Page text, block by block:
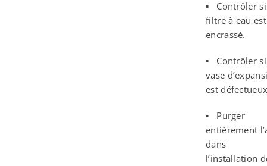
▪ Contrôler
filtre à eau est
encrassé.
▪ Contrôler
vase
est
▪ Purger
entièrement
dans
l’installation